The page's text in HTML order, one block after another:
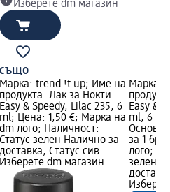
Изберете dm магазин
също
Марка: trend !t up; Име на
продукта: Лак за Нокти
Easy & Speedy, Lilac 235, 6
ml; Цена: 1,50 €; Марка на
dm лого; Наличност:
Статус зелен Налично за
доставка, Статус сив
Изберете dm магазин
Марка:
Easy &
ml, 6
за 1
лого;
зелен